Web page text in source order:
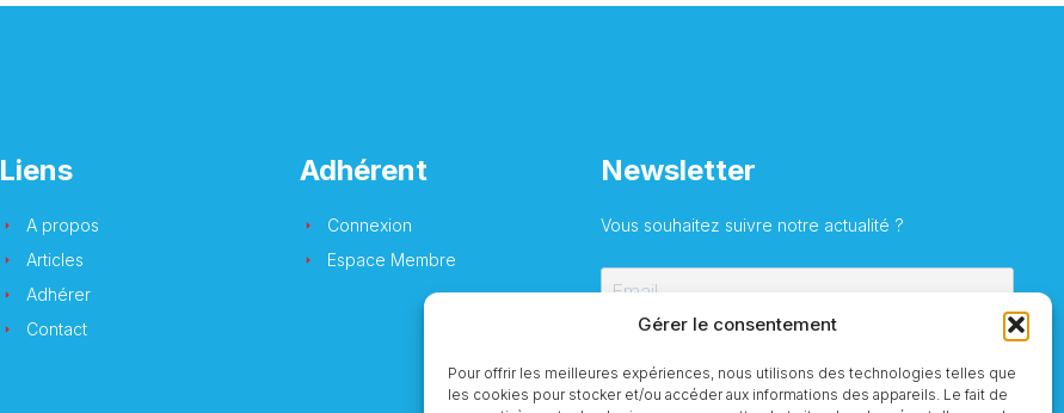
Gérer le consentement
Pour offrir les meilleures expériences, nous utilisons des technologies telles que
les cookies pour stocker et/ou accéder aux informations des appareils. Le fait de
Liens
A propos
Articles
Adhérer
Contact
Adhérent
Connexion
Espace Membre
Newsletter
Vous souhaitez suivre notre actualité ?